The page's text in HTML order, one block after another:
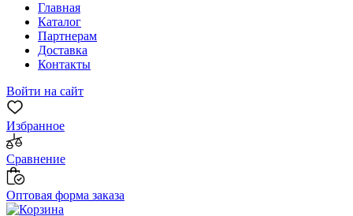
Главная
Каталог
Партнерам
Доставка
Контакты
Войти на сайт
Избранное
Сравнение
Оптовая форма заказа